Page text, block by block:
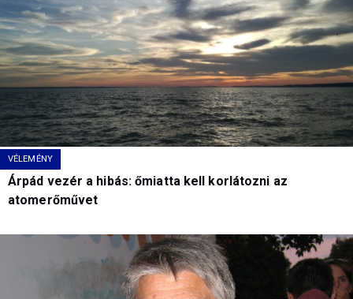
VÉLEMÉNY
Árpád vezér a hibás: őmiatta kell korlátozni az
atomerőművet